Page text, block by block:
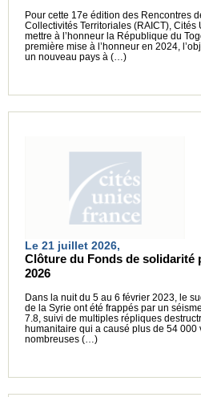
Pour cette 17e édition des Rencontres
Collectivités Territoriales (RAICT),
mettre à l’honneur la République du
première mise à l’honneur en 2024,
un nouveau pays à (…)
Le 21 juillet 2026,
Clôture du Fonds de solidarité
2026
Dans la nuit du 5 au 6 février 2023, le
de la Syrie ont été frappés par un
7.8, suivi de multiples répliques
humanitaire qui a causé plus de 54 000
nombreuses (…)